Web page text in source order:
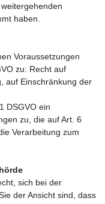
haben.
Voraussetzungen
zu: Recht auf
auf Einschränkung der
DSGVO ein
zu, die auf Art. 6
Verarbeitung zum
sich bei der
der Ansicht sind, dass